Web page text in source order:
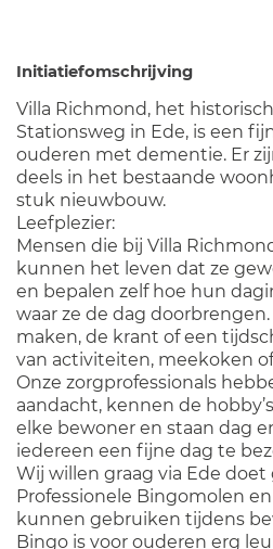
Initiatiefomschrijving
Villa Richmond, het
Stationsweg in Ede, is een
ouderen met dementie. Er
deels in het bestaande
stuk nieuwbouw.
Leefplezier:
Mensen die bij Villa
kunnen het leven dat ze
en bepalen zelf hoe hun
waar ze de dag
maken, de krant of een
van activiteiten, meekoken
Onze zorgprofessionals
aandacht, kennen de
elke bewoner en staan dag
iedereen een fijne dag te
Wij willen graag via Ede doet
Professionele Bingomolen
kunnen gebruiken tijdens
Bingo is voor ouderen erg